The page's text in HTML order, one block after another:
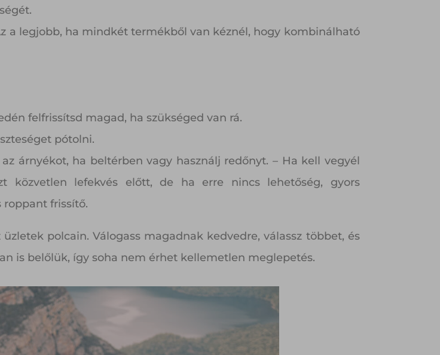
a legjobb, ha mindkét termékből van kéznél, hogy kombinálható
felfrissítsd magad, ha szükséged van rá.
pótolni.
árnyékot, ha beltérben vagy használj redőnyt. – Ha kell vegyél
közvetlen lefekvés előtt, de ha erre nincs lehetőség, gyors
roppant frissítő.
polcain. Válogass magadnak kedvedre, válassz többet, és
is belőlük, így soha nem érhet kellemetlen meglepetés.